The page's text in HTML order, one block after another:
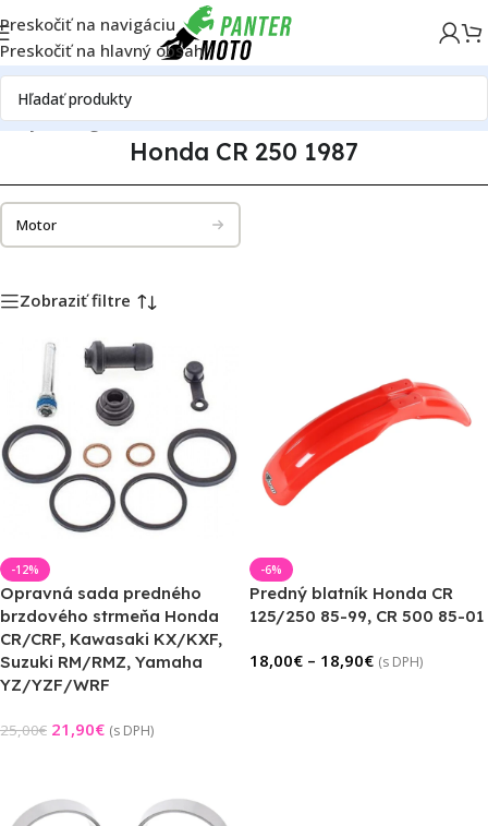
Preskočiť na navigáciu
Preskočiť na hlavný obsah
Katalóg motoriekHondaHonda CR 250Honda CR 250 1987
Honda CR 250 1987
Motor
Zobraziť filtre
-12%
Opravná sada predného
brzdového strmeňa Honda
CR/CRF, Kawasaki KX/KXF,
Suzuki RM/RMZ, Yamaha
YZ/YZF/WRF
25,00€ 21,90€ (s DPH)
-6%
Predný blatník Honda CR
125/250 85-99, CR 500 85-01
18,00€ – 18,90€ (s DPH)